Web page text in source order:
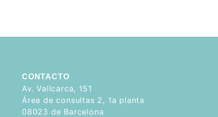
CONTACTO
Av. Vallcarca, 151
Área de consultas 2, 1a planta
08023 de Barcelona